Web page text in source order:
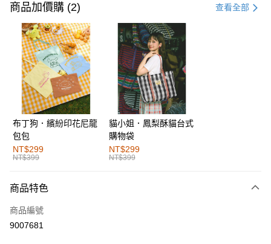
信用卡一次付款
購物金
超商取貨付款
LINE Pay
街口支付
運送方式
全家取貨付款
每筆NT$60，滿NT$1,000(含以上)免運費
付款後全家取貨
萊爾富取貨付款
商品加價購 (2) 查看全部
布丁狗．繽紛印花尼龍
包包
NT$299
NT$399
貓小姐．鳳梨酥貓台式
購物袋
NT$299
NT$399
商品特色
商品編號
9007681